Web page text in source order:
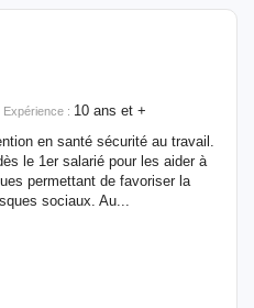
Expérience : 10 ans et +
en santé sécurité au travail.
le 1er salarié pour les aider à
permettant de favoriser la
sociaux. Au...